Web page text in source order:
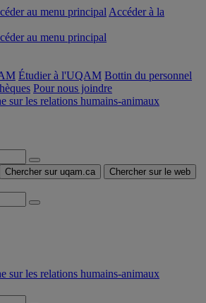
au menu principal Accéder à la
au menu principal
Étudier à l'UQAM Bottin du personnel
Pour nous joindre
sur les relations humains-animaux
Chercher sur uqam.ca Chercher sur le web
sur les relations humains-animaux